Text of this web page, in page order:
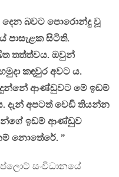
දෙන බවට පොරොන්දු වූ
සිටිති.
තත්ත්වය. ඔවුන්
කඳවුර අවට ය.
ආණ්ඩුවට මේ ඉඩම්
දැන් අපටත් වෙඩි තියන්න
ඉඩම් ආණ්ඩුව
නොතේරේ. ”
සංවිධානයේ